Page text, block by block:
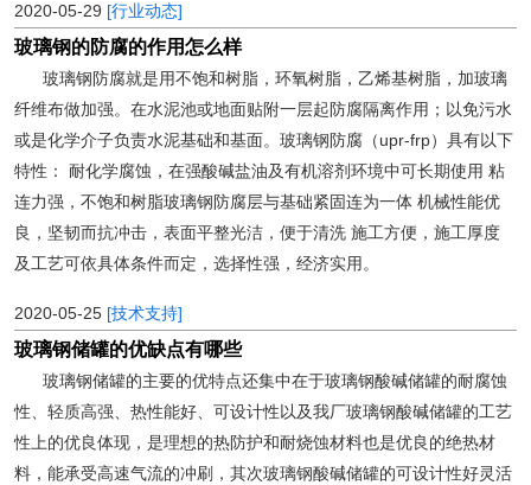
2020-05-29 [行业动态]
玻璃钢的防腐的作用怎么样
玻璃钢防腐就是用不饱和树脂，环氧树脂，乙烯基树脂，加玻璃
纤维布做加强。在水泥池或地面贴附一层起防腐隔离作用；以免污水
或是化学介子负责水泥基础和基面。玻璃钢防腐（upr-frp）具有以下
特性： 耐化学腐蚀，在强酸碱盐油及有机溶剂环境中可长期使用 粘
连力强，不饱和树脂玻璃钢防腐层与基础紧固连为一体 机械性能优
良，坚韧而抗冲击，表面平整光洁，便于清洗 施工方便，施工厚度
及工艺可依具体条件而定，选择性强，经济实用。
2020-05-25 [技术支持]
玻璃钢储罐的优缺点有哪些
玻璃钢储罐的主要的优特点还集中在于玻璃钢酸碱储罐的耐腐蚀
性、轻质高强、热性能好、可设计性以及我厂玻璃钢酸碱储罐的工艺
性上的优良体现，是理想的热防护和耐烧蚀材料也是优良的绝热材
料，能承受高速气流的冲刷，其次玻璃钢酸碱储罐的可设计性好灵活